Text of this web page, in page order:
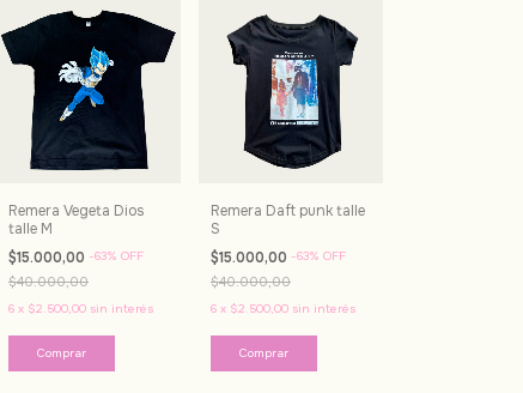
Remera Vegeta Dios
talle M
$15.000,00 -63% OFF
$40.000,00
6 x $2.500,00 sin interés
Remera Daft punk talle
S
$15.000,00 -63% OFF
$40.000,00
6 x $2.500,00 sin interés